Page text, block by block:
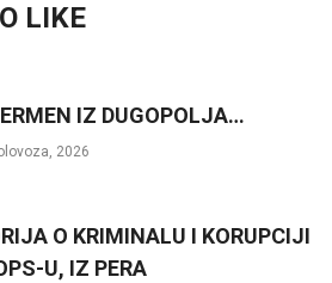
LIKE
IZ DUGOPOLJA…
2026
O KRIMINALU I KORUPCIJI
U, IZ PERA